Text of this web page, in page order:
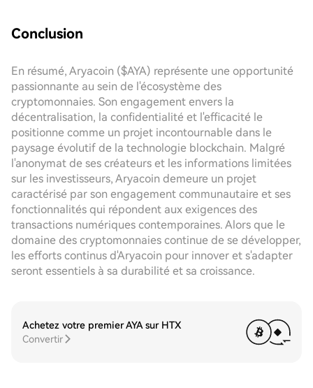
Conclusion
En résumé, Aryacoin ($AYA) représente une opportunité
passionnante au sein de l'écosystème des
cryptomonnaies. Son engagement envers la
décentralisation, la confidentialité et l'efficacité le
positionne comme un projet incontournable dans le
paysage évolutif de la technologie blockchain. Malgré
l'anonymat de ses créateurs et les informations limitées
sur les investisseurs, Aryacoin demeure un projet
caractérisé par son engagement communautaire et ses
fonctionnalités qui répondent aux exigences des
transactions numériques contemporaines. Alors que le
domaine des cryptomonnaies continue de se développer,
les efforts continus d'Aryacoin pour innover et s'adapter
seront essentiels à sa durabilité et sa croissance.
Achetez votre premier AYA sur HTX
Convertir